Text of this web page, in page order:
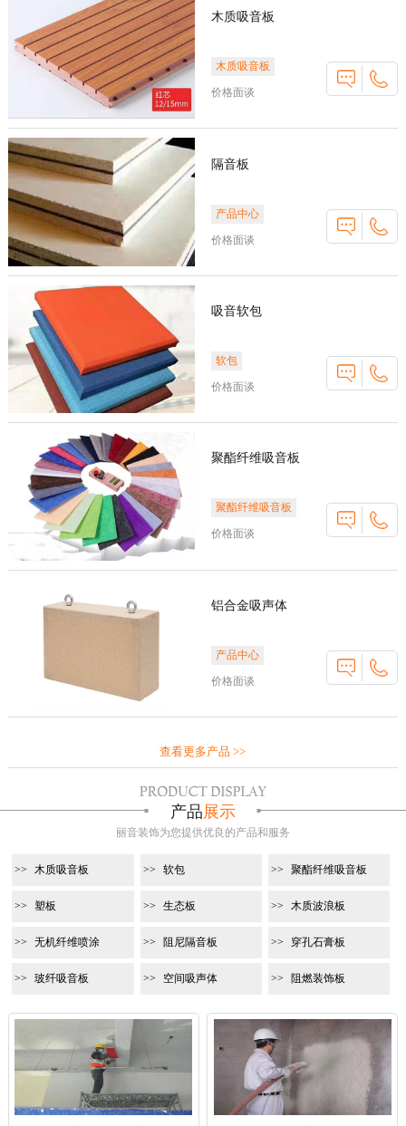
木质吸音板
木质吸音板
价格面谈
隔音板
产品中心
价格面谈
吸音软包
软包
价格面谈
聚酯纤维吸音板
聚酯纤维吸音板
价格面谈
铝合金吸声体
产品中心
价格面谈
查看更多产品 >>
产品展示
丽音装饰为您提供优良的产品和服务
木质吸音板 软包 聚酯纤维吸音板
塑板 生态板 木质波浪板
无机纤维喷涂 阻尼隔音板 穿孔石膏板
玻纤吸音板 空间吸声体 阻燃装饰板